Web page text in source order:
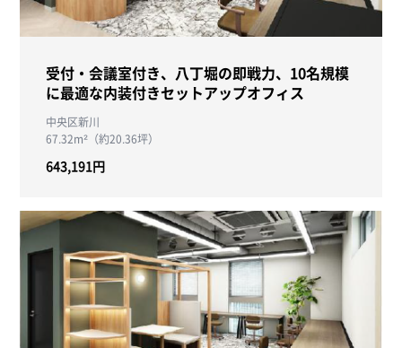
受付・会議室付き、八丁堀の即戦力、10名規模
に最適な内装付きセットアップオフィス
中央区新川
67.32m²（約20.36坪）
643,191円